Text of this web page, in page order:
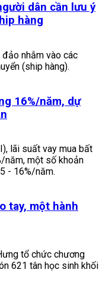
dân cần lưu ý
hàng
nhắm vào các
(ship hàng).
16%/năm, dự
lãi suất vay mua bất
năm, một số khoản
- 16%/năm.
tay, một hành
tổ chức chương
621 tân học sinh khối